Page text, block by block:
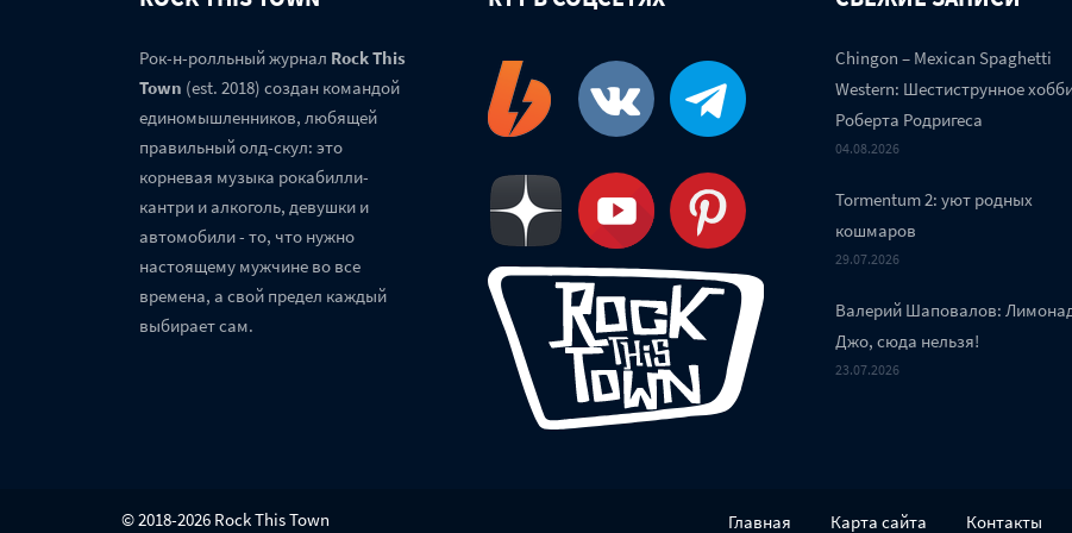
Рок-н-ролльный журнал Rock This
Town (est. 2018) создан командой
единомышленников, любящей
правильный олд-скул: это
корневая музыка рокабилли-
кантри и алкоголь, девушки и
автомобили - то, что нужно
настоящему мужчине во все
времена, а свой предел каждый
выбирает сам.
Chingon – Mexican Spaghetti
Western: Шестиструнное
Роберта Родригеса
04.08.2026
Tormentum 2: уют родных
кошмаров
29.07.2026
Валерий Шаповалов:
Джо, сюда нельзя!
23.07.2026
© 2018-2026 Rock This Town Главная Карта сайта Контакты